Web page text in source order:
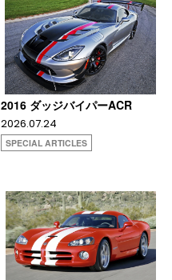
2016 ダッジバイパーACR
2026.07.24
SPECIAL ARTICLES